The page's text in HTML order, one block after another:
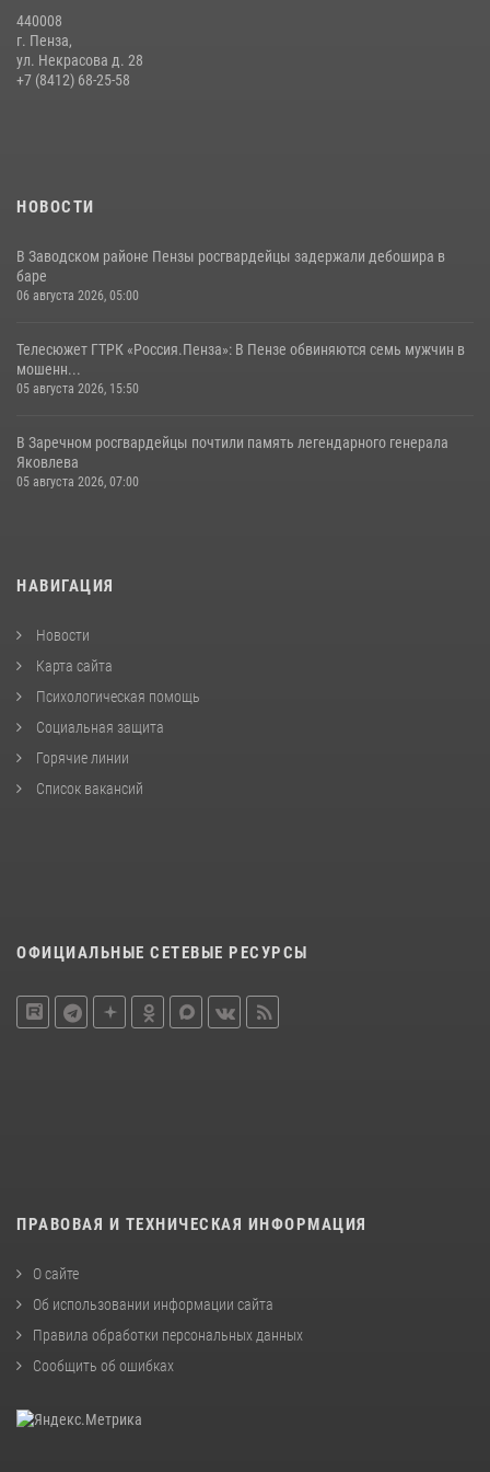
11 июля 2026, 10:00
Сотрудники пензенского ОМОН «Страж» познакомили участников
440008
г. Пенза,
ул. Некрасова д. 28
+7 (8412) 68-25-58
НОВОСТИ
В Заводском районе Пензы росгвардейцы задержали дебошира в
баре
06 августа 2026, 05:00
Телесюжет ГТРК «Россия.Пенза»: В Пензе обвиняются семь мужчин в
мошенн...
05 августа 2026, 15:50
В Заречном росгвардейцы почтили память легендарного генерала
Яковлева
05 августа 2026, 07:00
НАВИГАЦИЯ
Новости
Карта сайта
Психологическая помощь
Социальная защита
Горячие линии
Список вакансий
ОФИЦИАЛЬНЫЕ СЕТЕВЫЕ РЕСУРСЫ
ПРАВОВАЯ И ТЕХНИЧЕСКАЯ ИНФОРМАЦИЯ
О сайте
Об использовании информации сайта
Правила обработки персональных данных
Сообщить об ошибках